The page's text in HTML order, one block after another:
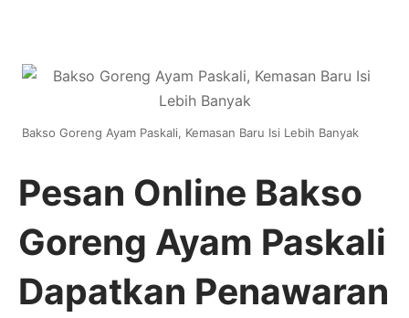
Bakso Goreng Ayam Paskali, Kemasan Baru Isi Lebih Banyak
Pesan Online Bakso
Goreng Ayam Paskali
Dapatkan Penawaran